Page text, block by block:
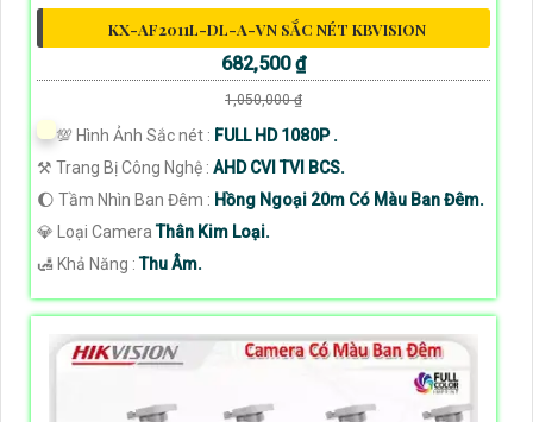
KX-AF2011L-DL-A-VN SẮC NÉT KBVISION
682,500 ₫
1,050,000 ₫
💯 Hình Ảnh Sắc nét : FULL HD 1080P .
⚒ Trang Bị Công Nghệ : AHD CVI TVI BCS.
🌔 Tầm Nhìn Ban Đêm : Hồng Ngoại 20m Có Màu Ban Đêm.
💎 Loại CameraThân Kim Loại.
️🛃 Khả Năng :Thu Âm.